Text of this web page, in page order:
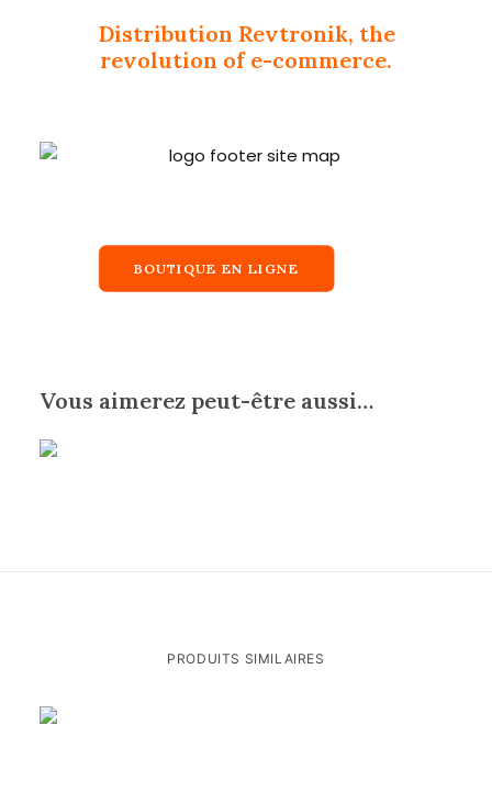
Distribution Revtronik, the
revolution of e-commerce.
BOUTIQUE EN LIGNE
Vous aimerez peut-être aussi…
PRODUITS SIMILAIRES